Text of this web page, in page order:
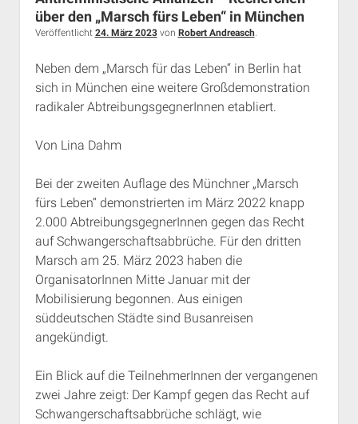
Rechte Termine München
Über a.i.d.a.
RSS-Feeds, Twitter & Facebook
Bibliothek
Kontakt & PGP-Key
über den „Marsch fürs Leben“ in München
Veröffentlicht 24. März 2023von Robert Andreasch
Neben dem „Marsch für das Leben“ in Berlin hat
sich in München eine weitere Großdemonstration
radikaler AbtreibungsgegnerInnen etabliert.
Von Lina Dahm
Bei der zweiten Auflage des Münchner „Marsch
fürs Leben“ demonstrierten im März 2022 knapp
2.000 AbtreibungsgegnerInnen gegen das Recht
auf Schwangerschaftsabbrüche. Für den dritten
Marsch am 25. März 2023 haben die
OrganisatorInnen Mitte Januar mit der
Mobilisierung begonnen. Aus einigen
süddeutschen Städte sind Busanreisen
angekündigt.
Ein Blick auf die TeilnehmerInnen der vergangenen
zwei Jahre zeigt: Der Kampf gegen das Recht auf
Schwangerschaftsabbrüche schlägt, wie